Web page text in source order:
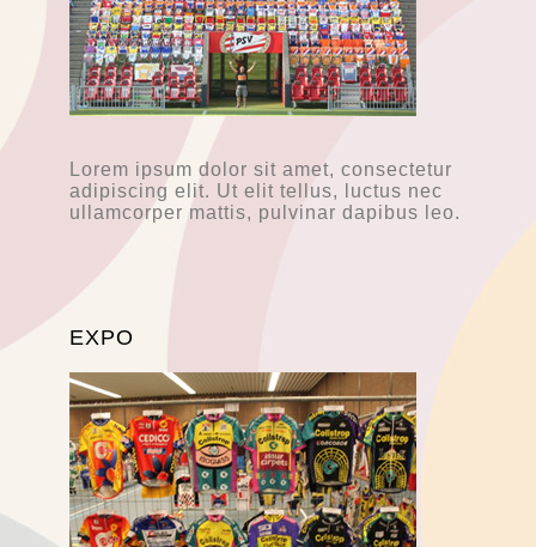
Lorem ipsum dolor sit amet, consectetur
adipiscing elit. Ut elit tellus, luctus nec
ullamcorper mattis, pulvinar dapibus leo.
EXPO